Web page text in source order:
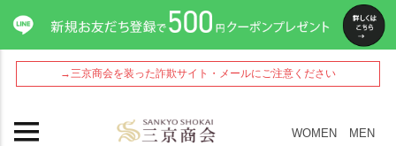
→三京商会を装った詐欺サイト・メールにご注意ください
WOMEN MEN
ペー
ジト
ップ
へ